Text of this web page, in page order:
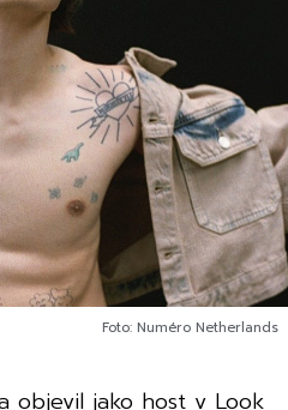
Foto: Numéro Netherlands
objevil jako host v Look